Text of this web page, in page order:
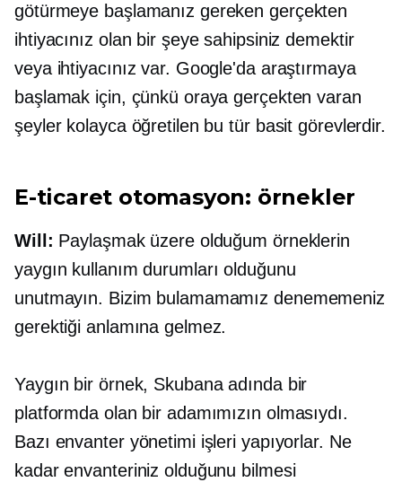
götürmeye başlamanız gereken gerçekten
ihtiyacınız olan bir şeye sahipsiniz demektir
veya ihtiyacınız var. Google'da araştırmaya
başlamak için, çünkü oraya gerçekten varan
şeyler kolayca öğretilen bu tür basit görevlerdir.
E-ticaret otomasyon: örnekler
Will: Paylaşmak üzere olduğum örneklerin
yaygın kullanım durumları olduğunu
unutmayın. Bizim bulamamamız denememeniz
gerektiği anlamına gelmez.
Yaygın bir örnek, Skubana adında bir
platformda olan bir adamımızın olmasıydı.
Bazı envanter yönetimi işleri yapıyorlar. Ne
kadar envanteriniz olduğunu bilmesi